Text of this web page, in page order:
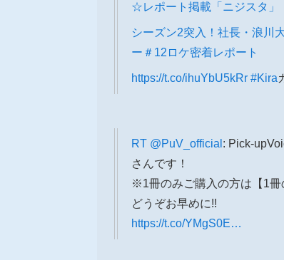
☆レポート掲載「ニジスタ」
シーズン2突入！社長・浪川
ー＃12ロケ密着レポート
https://t.co/ihuYbU5kRr #Kira
RT @PuV_official : Pick-
さんです！
※1冊のみご購入の方は【1冊
どうぞお早めに!!
https://t.co/YMgS0E…